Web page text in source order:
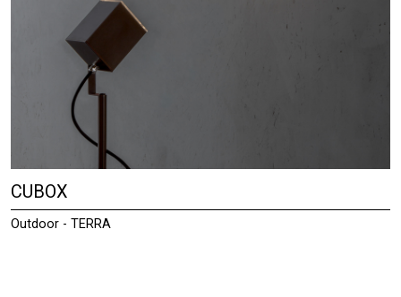
CUBOX
Outdoor - TERRA